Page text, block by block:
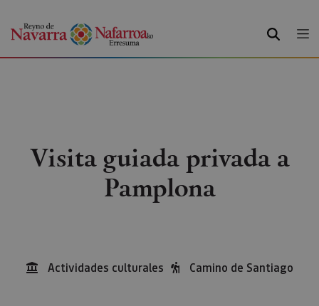
BUSCAR
Visita guiada privada a
Pamplona
Actividades culturales Camino de Santiago